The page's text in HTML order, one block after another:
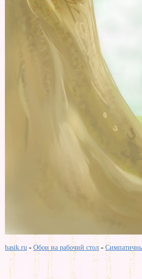
basik.ru - Обои на рабочий стол -